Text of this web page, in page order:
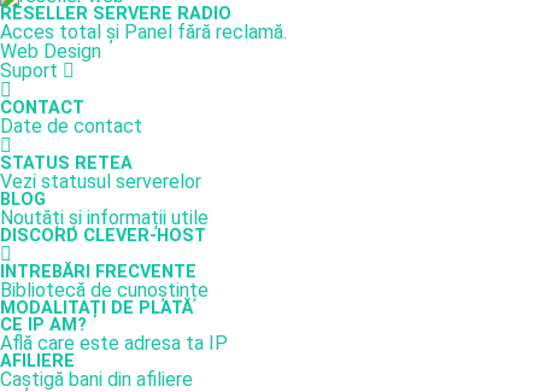
RESELLER SERVERE RADIO
Acces total și Panel fără reclamă.
Web Design
Suport
CONTACT
Date de contact
STATUS RETEA
Vezi statusul serverelor
BLOG
Noutăți și informații utile
DISCORD CLEVER-HOST
INTREBĂRI FRECVENTE
Bibliotecă de cunoștințe
MODALITAȚI DE PLATĂ
CE IP AM?
Află care este adresa ta IP
AFILIERE
Caștigă bani din afiliere